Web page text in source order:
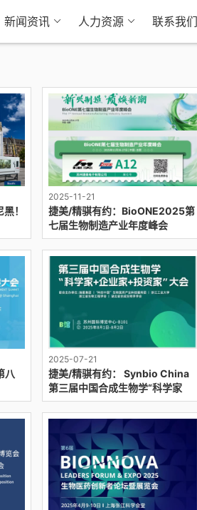
新闻资讯 人力资源 联系我们
！
2025-11-21
捷美/精骐有约：BioONE2025第
七届生物制造产业年度峰会
八
2025-07-21
捷美/精骐有约： Synbio China
第三届中国合成生物学“科学家
+企业家+投资家”博览会